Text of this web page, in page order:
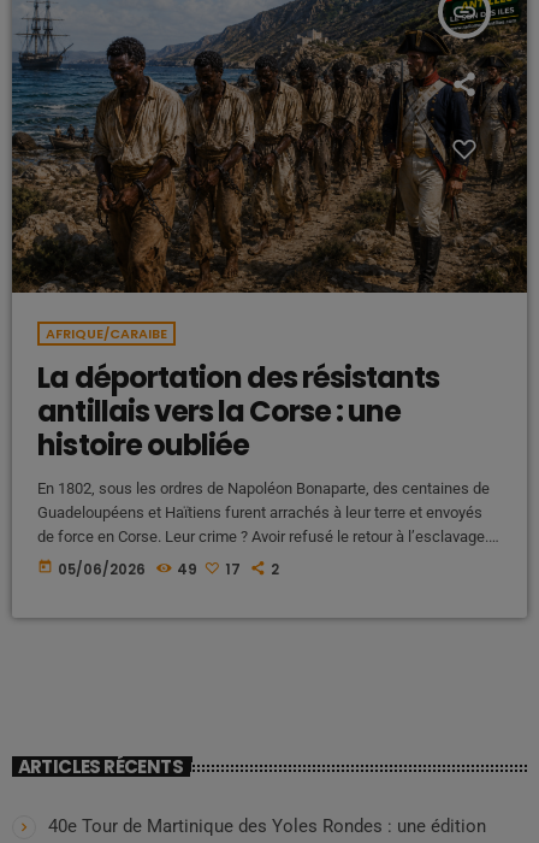
insert_link
AFRIQUE/CARAIBE
La déportation des résistants
antillais vers la Corse : une
histoire oubliée
En 1802, sous les ordres de Napoléon Bonaparte, des centaines de
Guadeloupéens et Haïtiens furent arrachés à leur terre et envoyés
de force en Corse. Leur crime ? Avoir refusé le retour à l’esclavage.
Voici l’histoire occultée d’une déportation politique et raciale qui a
today 05/06/2026 49 17 2
ARTICLES RÉCENTS
40e Tour de Martinique des Yoles Rondes : une édition